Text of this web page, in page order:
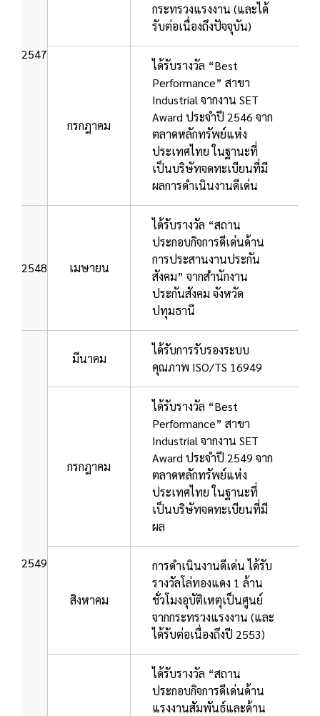
2547
กระทรวงแรงงาน (และได้
รับต่อเนื่องถึงปัจจุบัน)
กรกฎาคม
ได้รับรางวัล “Best
Performance” สาขา
Industrial จากงาน SET
Award ประจำปี 2546 จาก
ตลาดหลักทรัพย์แห่ง
ประเทศไทย ในฐานะที่
เป็นบริษัทจดทะเบียนที่มี
ผลการดำเนินงานดีเด่น
2548 เมษายน
ได้รับรางวัล “สถาน
ประกอบกิจการดีเด่นด้าน
การประสานงานประกัน
สังคม” จากสำนักงาน
ประกันสังคม จังหวัด
ปทุมธานี
2549
มีนาคม
ได้รับการรับรองระบบ
คุณภาพ ISO/TS 16949
กรกฎาคม
ได้รับรางวัล “Best
Performance” สาขา
Industrial จากงาน SET
Award ประจำปี 2549 จาก
ตลาดหลักทรัพย์แห่ง
ประเทศไทย ในฐานะที่
เป็นบริษัทจดทะเบียนที่มี
ผล
สิงหาคม
การดำเนินงานดีเด่น ได้รับ
รางวัลโล่ทองแดง 1 ล้าน
ชั่วโมงอุบัติเหตุเป็นศูนย์
จากกระทรวงแรงงาน (และ
ได้รับต่อเนื่องถึงปี 2553)
ได้รับรางวัล “สถาน
ประกอบกิจการดีเด่นด้าน
แรงงานสัมพันธ์และด้าน